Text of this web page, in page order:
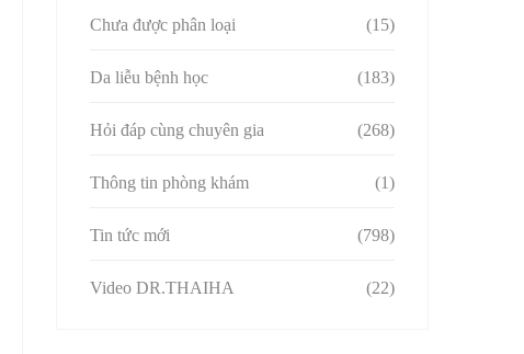
Chưa được phân loại (15)
Da liễu bệnh học (183)
Hỏi đáp cùng chuyên gia (268)
Thông tin phòng khám (1)
Tin tức mới (798)
Video DR.THAIHA (22)